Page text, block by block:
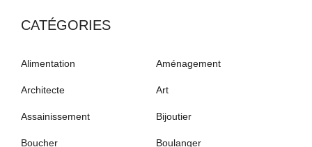
CATÉGORIES
Alimentation Aménagement
Architecte Art
Assainissement Bijoutier
Boucher Boulanger